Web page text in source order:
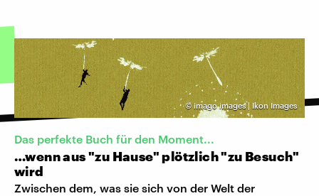
© imago images | Ikon Images
Das perfekte Buch für den Moment...
…wenn aus "zu Hause" plötzlich "zu Besuch"
wird
Zwischen dem, was sie sich von der Welt der